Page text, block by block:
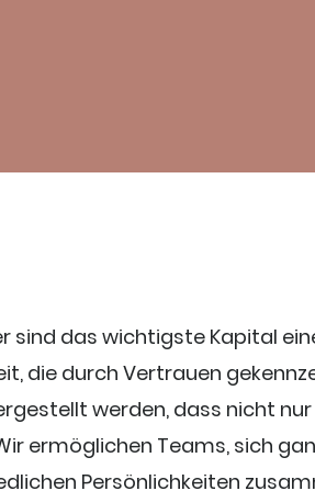
sind das wichtigste Kapital
die durch Vertrauen
werden, dass nicht
ermöglichen Teams, sich
Persönlichkeiten